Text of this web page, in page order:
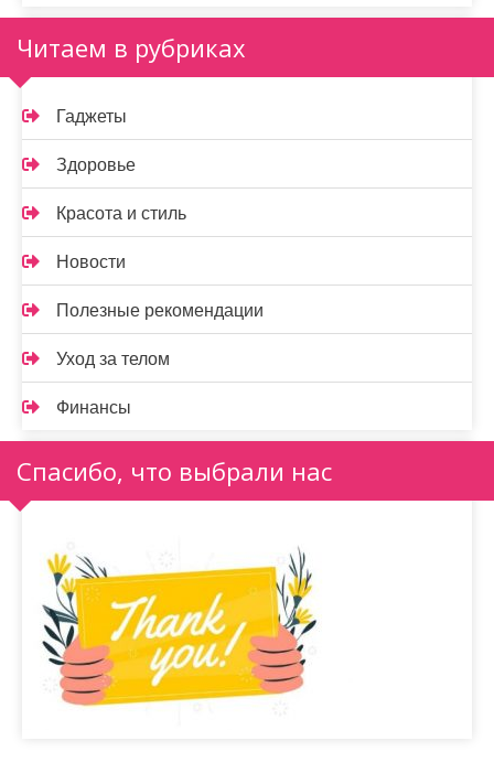
Читаем в рубриках
Гаджеты
Здоровье
Красота и стиль
Новости
Полезные рекомендации
Уход за телом
Финансы
Спасибо, что выбрали нас